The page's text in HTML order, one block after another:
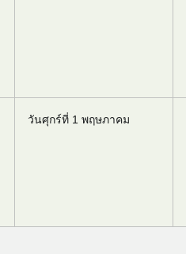
วันศุกร์ที่ 1 พฤษภาคม